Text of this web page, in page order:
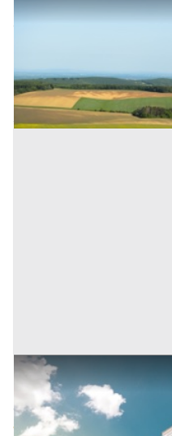
Terreni all'asta a
Codice asta:a33b5f1f
17/11/2026
Asta Appartamento
deposito annesso
Offerta minima
80.000 €